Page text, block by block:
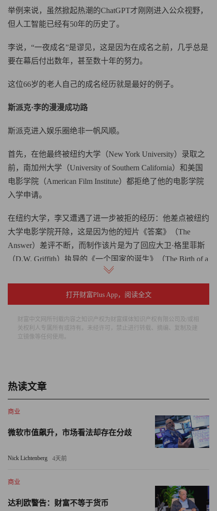
举例来说，虽然掀起热潮的ChatGPT才刚刚进入公众视野，
但人工智能已经有50年的历史了。
李说，“一夜成名”是谬见，这是因为在成名之前，几乎总是
要在幕后付出数年，甚至数十年的努力。
这位66岁的老人自己的成名经历就是最好的例子。
斯派克·李的漫漫成功路
斯派克进入娱乐圈绝非一帆风顺。
首先，在他最终被纽约大学（New York University）录取之
前，南加州大学（University of Southern California）和美国
电影学院（American Film Institute）都拒绝了他的电影学院
入学申请。
在纽约大学，李又遭遇了进一步被拒的经历：他差点被纽约
大学电影学院开除，这是因为他的短片《答案》（The
Answer）差评不断，而制作该片是为了回应大卫·格里菲斯
（D.W. Griffith）执导的《一个国家的诞生》（The Birth of a
Nation）（于1915年上映）中的种族歧视现象。
但他还是坚持了下来。在毕业后的31年里，李执导并制作了
（BlacKkKlansman）获得了六项奥斯卡提名，令人印象深
刻。
的创意合作协议——他还是纽约大学的终身教授。
“这不是一蹴而就的。你会有想哭的时候，也会有想放弃的
时候。”李总结道。“你不能放弃。你必须继续前行。”
Rodrigo）也同样否认她一夜成名的说法。
尽管她在2021年因单曲《驾照》（Driver’s License）的爆火
打开财富Plus App，阅读全文
财富中文网所刊载内容之知识产权为财富媒体知识产权有限公司及/或相
关权利人专属所有或持有。未经许可，禁止进行转载、摘编、复制及建
立镜像等任何使用。
热读文章
商业
微软市值飙升，市场看法却存在分歧
Nick Lichtenberg 4天前
商业
达利欧警告：财富不等于货币